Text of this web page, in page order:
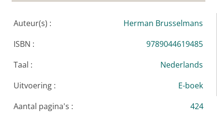
Auteur(s) :
Herman Brusselmans
ISBN :
9789044619485
Taal :
Nederlands
Uitvoering :
E-boek
Aantal pagina's :
424